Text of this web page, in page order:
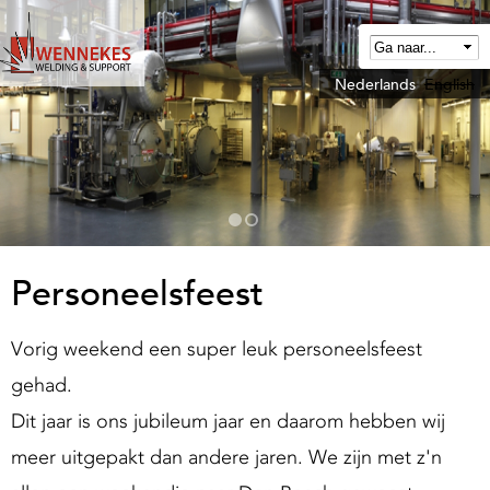
Overslaan
en
naar
de
algemene
inhoud
gaan
Nederlands English
Personeelsfeest
Vorig weekend een super leuk personeelsfeest
gehad.
Dit jaar is ons jubileum jaar en daarom hebben wij
meer uitgepakt dan andere jaren. We zijn met z'n